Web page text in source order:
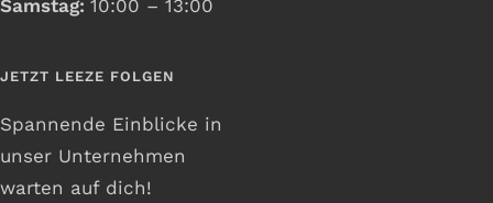
Samstag: 10:00 – 13:00
JETZT LEEZE FOLGEN
Spannende Einblicke in
unser Unternehmen
warten auf dich!